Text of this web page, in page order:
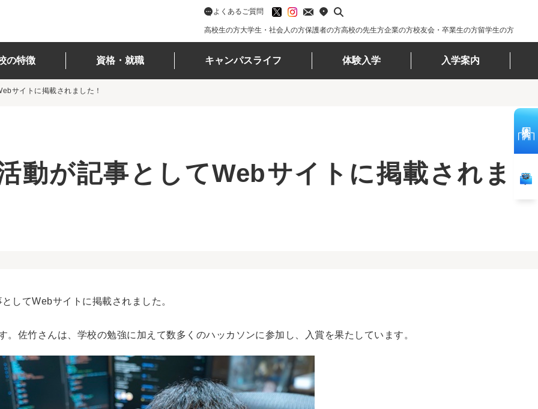
高校生の方大学生・社会人の方保護者の方高校の先生方企業の方校友会・卒業生の方留学生の方
よくあるご質問
の特徴 資格・就職 キャンパスライフ 体験入学 入学案内
サイトに掲載されました！
動が記事としてWebサイトに掲載されまし
してWebサイトに掲載されました。
佐竹さんは、学校の勉強に加えて数多くのハッカソンに参加し、入賞を果たしています。